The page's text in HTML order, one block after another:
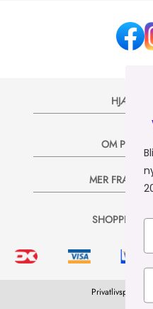
HJÆLP
OM
MER FRA
SHOPPER
Privatlivspolitik
Vil du have
Bliv en del af
nyheder og vilde
20% rabatkode til